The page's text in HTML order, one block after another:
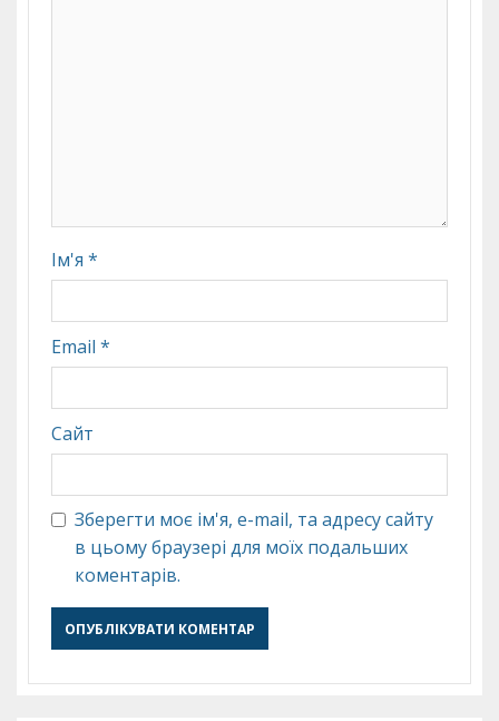
Ім'я *
Email *
Сайт
Зберегти моє ім'я, e-mail, та адресу сайту
в цьому браузері для моїх подальших
коментарів.